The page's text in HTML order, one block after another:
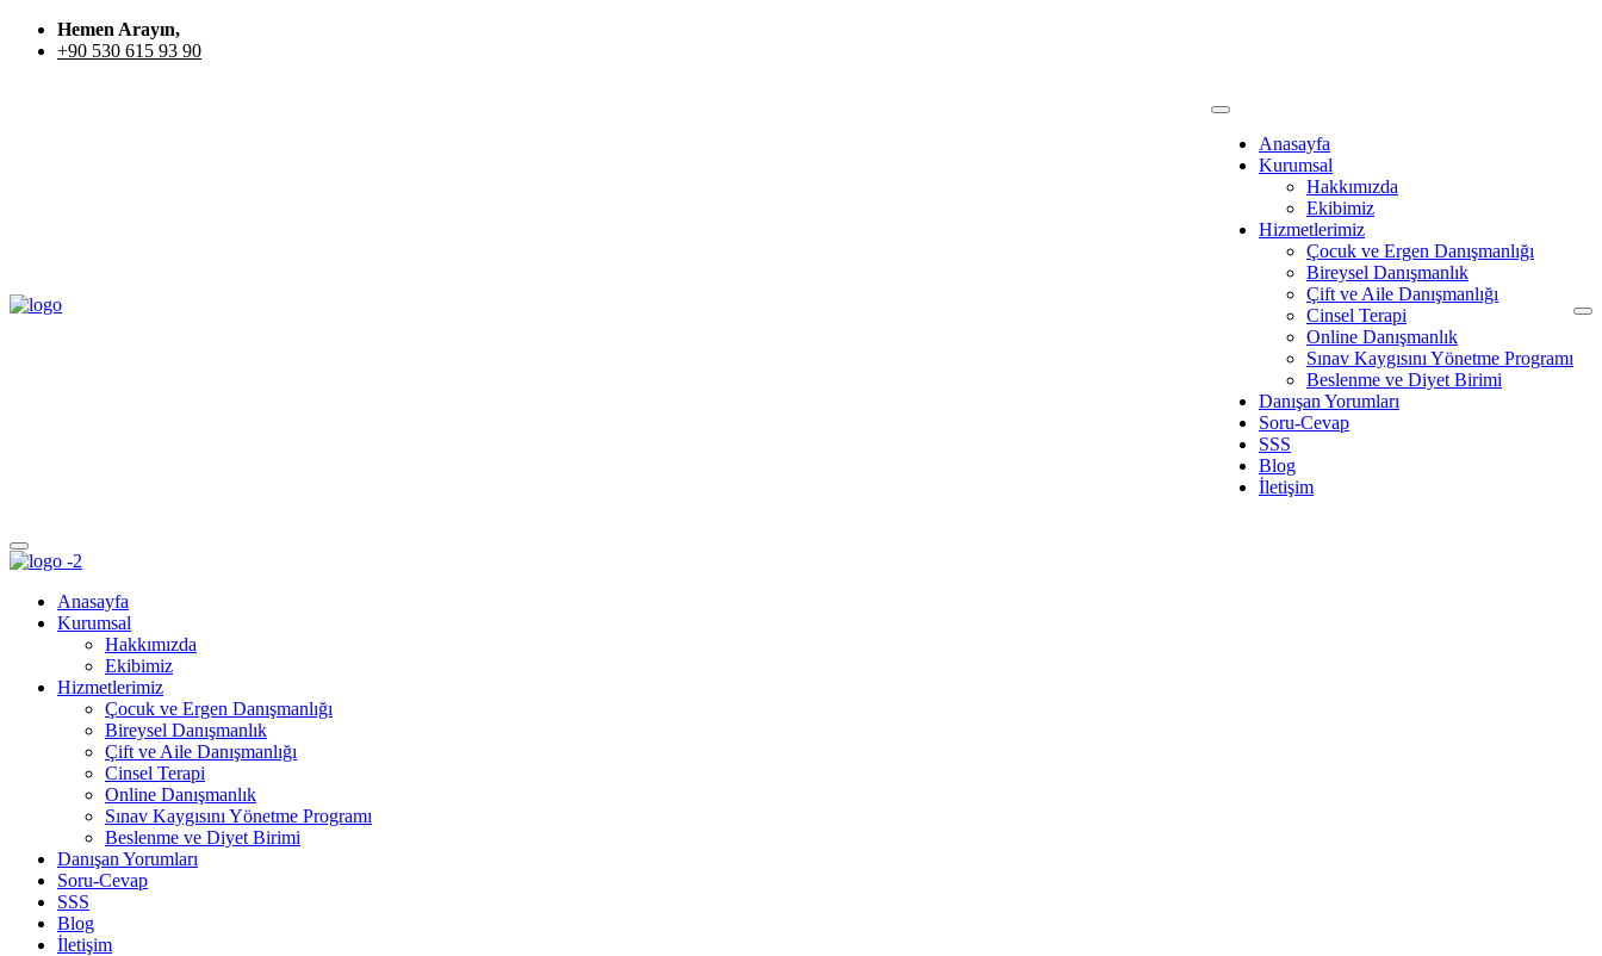
Hemen Arayın,
+90 530 615 93 90
Anasayfa
Kurumsal
Hakkımızda
Ekibimiz
Hizmetlerimiz
Çocuk ve Ergen Danışmanlığı
Bireysel Danışmanlık
Çift ve Aile Danışmanlığı
Cinsel Terapi
Online Danışmanlık
Sınav Kaygısını Yönetme Programı
Beslenme ve Diyet Birimi
Danışan Yorumları
Soru-Cevap
SSS
Blog
İletişim
Anasayfa
Kurumsal
Hakkımızda
Ekibimiz
Hizmetlerimiz
Çocuk ve Ergen Danışmanlığı
Bireysel Danışmanlık
Çift ve Aile Danışmanlığı
Cinsel Terapi
Online Danışmanlık
Sınav Kaygısını Yönetme Programı
Beslenme ve Diyet Birimi
Danışan Yorumları
Soru-Cevap
SSS
Blog
İletişim